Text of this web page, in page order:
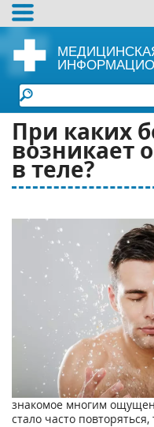
При каких
возникает
в теле?
знакомое многим
стало часто